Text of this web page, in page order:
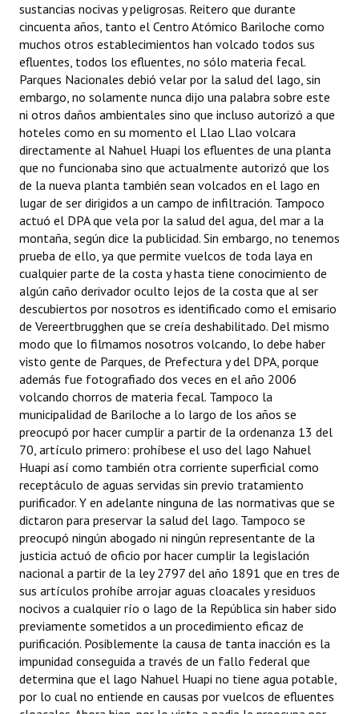
sustancias nocivas y peligrosas. Reitero que durante
cincuenta años, tanto el Centro Atómico Bariloche como
muchos otros establecimientos han volcado todos sus
efluentes, todos los efluentes, no sólo materia fecal.
Parques Nacionales debió velar por la salud del lago, sin
embargo, no solamente nunca dijo una palabra sobre este
ni otros daños ambientales sino que incluso autorizó a que
hoteles como en su momento el Llao Llao volcara
directamente al Nahuel Huapi los efluentes de una planta
que no funcionaba sino que actualmente autorizó que los
de la nueva planta también sean volcados en el lago en
lugar de ser dirigidos a un campo de infiltración. Tampoco
actuó el DPA que vela por la salud del agua, del mar a la
montaña, según dice la publicidad. Sin embargo, no tenemos
prueba de ello, ya que permite vuelcos de toda laya en
cualquier parte de la costa y hasta tiene conocimiento de
algún caño derivador oculto lejos de la costa que al ser
descubiertos por nosotros es identificado como el emisario
de Vereertbrugghen que se creía deshabilitado. Del mismo
modo que lo filmamos nosotros volcando, lo debe haber
visto gente de Parques, de Prefectura y del DPA, porque
además fue fotografiado dos veces en el año 2006
volcando chorros de materia fecal. Tampoco la
municipalidad de Bariloche a lo largo de los años se
preocupó por hacer cumplir a partir de la ordenanza 13 del
70, artículo primero: prohíbese el uso del lago Nahuel
Huapi así como también otra corriente superficial como
receptáculo de aguas servidas sin previo tratamiento
purificador. Y en adelante ninguna de las normativas que se
dictaron para preservar la salud del lago. Tampoco se
preocupó ningún abogado ni ningún representante de la
justicia actuó de oficio por hacer cumplir la legislación
nacional a partir de la ley 2797 del año 1891 que en tres de
sus artículos prohíbe arrojar aguas cloacales y residuos
nocivos a cualquier río o lago de la República sin haber sido
previamente sometidos a un procedimiento eficaz de
purificación. Posiblemente la causa de tanta inacción es la
impunidad conseguida a través de un fallo federal que
determina que el lago Nahuel Huapi no tiene agua potable,
por lo cual no entiende en causas por vuelcos de efluentes